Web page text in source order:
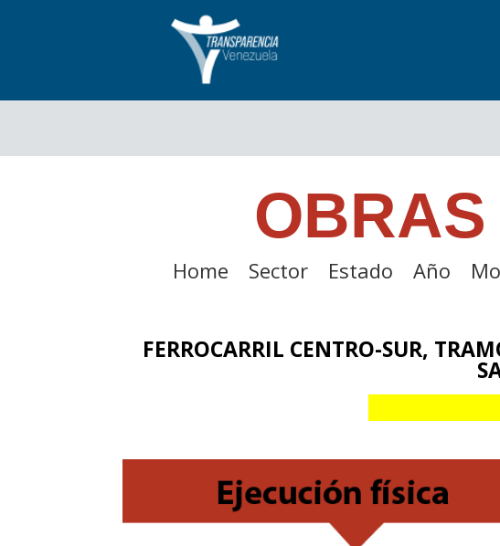
Home Sector Estado Año
FERROCARRIL CENTRO-SUR,